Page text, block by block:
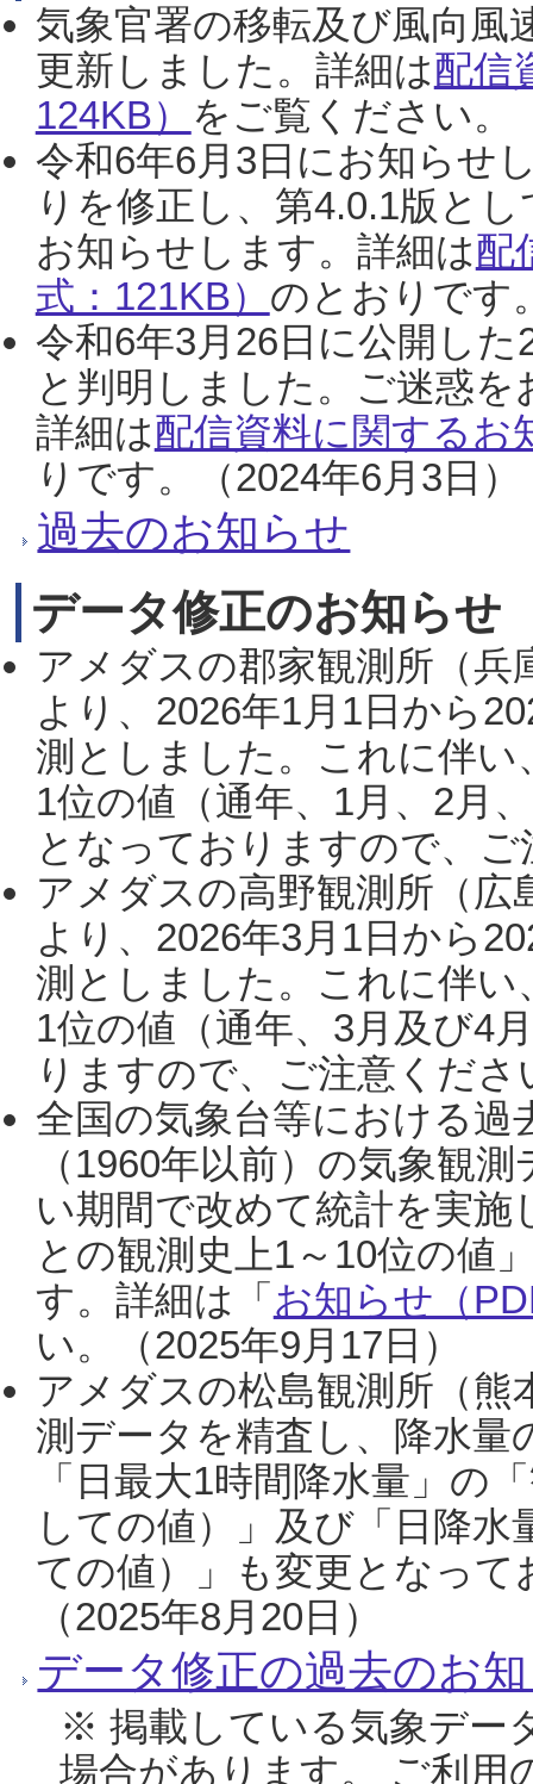
気象官署の移転及び風向風
更新しました。詳細は配信
124KB） をご覧ください。
令和6年6月3日にお知らせ
りを修正し、第4.0.1版と
お知らせします。詳細は配
式：121KB） のとおりです
令和6年3月26日に公開し
と判明しました。ご迷惑
詳細は配信資料に関するお
りです。（2024年6月3日）
過去のお知らせ
データ修正のお知らせ
アメダスの郡家観測所（
より、2026年1月1日から
測としました。これに伴い
1位の値（通年、1月、2月
となっておりますので、
アメダスの高野観測所（
より、2026年3月1日から
測としました。これに伴い
1位の値（通年、3月及び4
りますので、ご注意くだ
全国の気象台等における過
（1960年以前）の気象観
い期間で改めて統計を実
との観測史上1～10位の値
す。詳細は「 お知らせ（
い。（2025年9月17日）
アメダスの松島観測所（熊
測データを精査し、降水
「日最大1時間降水量」の
しての値）」及び「日降
ての値）」も変更となっ
（2025年8月20日）
データ修正の過去のお
※ 掲載している気象デー
場合があります。 ご利用